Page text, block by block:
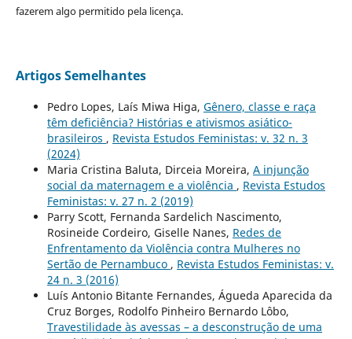
fazerem algo permitido pela licença.
Artigos Semelhantes
Pedro Lopes, Laís Miwa Higa, Gênero, classe e raça
têm deficiência? Histórias e ativismos asiático-
brasileiros , Revista Estudos Feministas: v. 32 n. 3
(2024)
Maria Cristina Baluta, Dirceia Moreira, A injunção
social da maternagem e a violência , Revista Estudos
Feministas: v. 27 n. 2 (2019)
Parry Scott, Fernanda Sardelich Nascimento,
Rosineide Cordeiro, Giselle Nanes, Redes de
Enfrentamento da Violência contra Mulheres no
Sertão de Pernambuco , Revista Estudos Feministas: v.
24 n. 3 (2016)
Luís Antonio Bitante Fernandes, Águeda Aparecida da
Cruz Borges, Rodolfo Pinheiro Bernardo Lôbo,
Travestilidade às avessas – a desconstrução de uma